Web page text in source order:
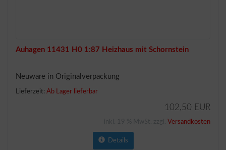
Auhagen 11431 H0 1:87 Heizhaus mit Schornstein
Neuware in Originalverpackung
Lieferzeit: Ab Lager lieferbar
102,50 EUR
Versandkosten
Details